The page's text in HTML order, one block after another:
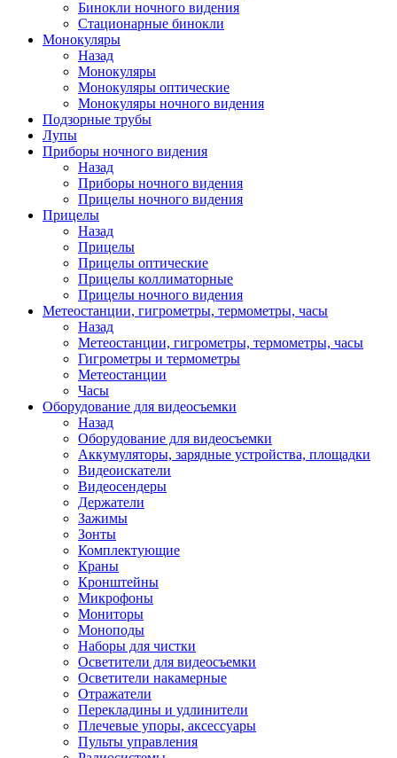
Бинокли ночного видения
Стационарные бинокли
Монокуляры
Назад
Монокуляры
Монокуляры оптические
Монокуляры ночного видения
Подзорные трубы
Лупы
Приборы ночного видения
Назад
Приборы ночного видения
Прицелы ночного видения
Прицелы
Назад
Прицелы
Прицелы оптические
Прицелы коллиматорные
Прицелы ночного видения
Метеостанции, гигрометры, термометры, часы
Назад
Метеостанции, гигрометры, термометры, часы
Гигрометры и термометры
Метеостанции
Часы
Оборудование для видеосъемки
Назад
Оборудование для видеосъемки
Аккумуляторы, зарядные устройства, площадки
Видеоискатели
Видеосендеры
Держатели
Зажимы
Зонты
Комплектующие
Краны
Кронштейны
Микрофоны
Мониторы
Моноподы
Наборы для чистки
Осветители для видеосъемки
Осветители накамерные
Отражатели
Перекладины и удлинители
Плечевые упоры, аксессуары
Пульты управления